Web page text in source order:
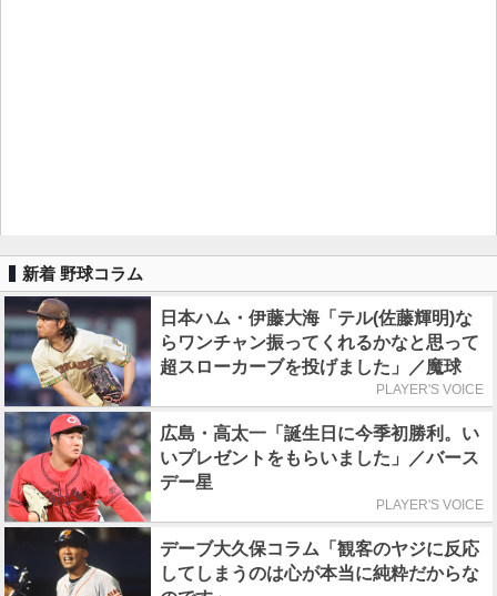
新着 野球コラム
日本ハム・伊藤大海「テル(佐藤輝明)な
らワンチャン振ってくれるかなと思って
超スローカーブを投げました」／魔球
PLAYER'S VOICE
広島・高太一「誕生日に今季初勝利。い
いプレゼントをもらいました」／バース
デー星
PLAYER'S VOICE
デーブ大久保コラム「観客のヤジに反応
してしまうのは心が本当に純粋だからな